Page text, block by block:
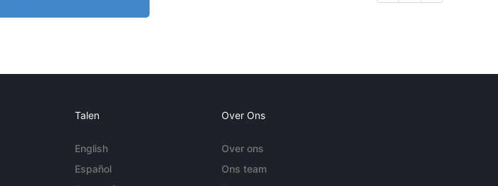
Talen
English
Español
Over Ons
Over ons
Ons team